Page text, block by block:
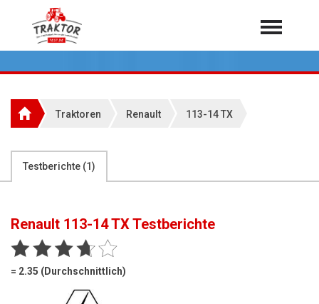
Home
Rundballenpressen
Teleskoplader
Über 7.000 Testberichte
Traktoren Renault 113-14 TX
Testberichte (1)
Renault 113-14 TXTestberichte
= 2.35 (Durchschnittlich)